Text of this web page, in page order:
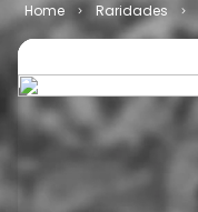
Raridades